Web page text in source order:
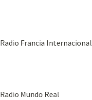
Radio Francia Internacional
Radio Mundo Real